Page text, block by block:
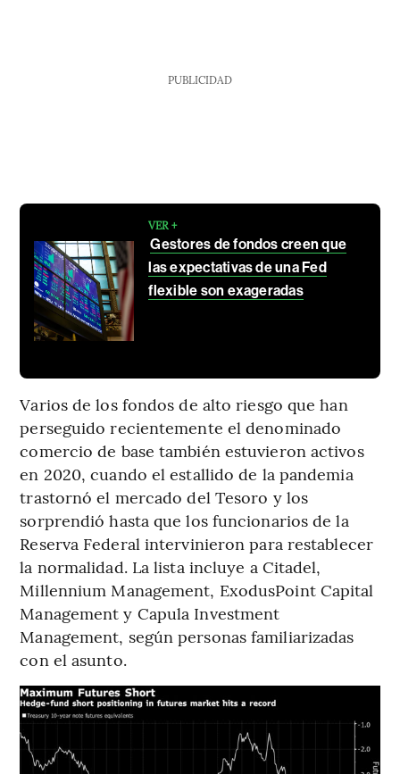
PUBLICIDAD
VER +
Gestores de fondos creen que
las expectativas de una Fed
flexible son exageradas
Varios de los fondos de alto riesgo que han
perseguido recientemente el denominado
comercio de base también estuvieron activos
en 2020, cuando el estallido de la pandemia
trastornó el mercado del Tesoro y los
sorprendió hasta que los funcionarios de la
Reserva Federal intervinieron para restablecer
la normalidad. La lista incluye a Citadel,
Millennium Management, ExodusPoint Capital
Management y Capula Investment
Management, según personas familiarizadas
con el asunto.